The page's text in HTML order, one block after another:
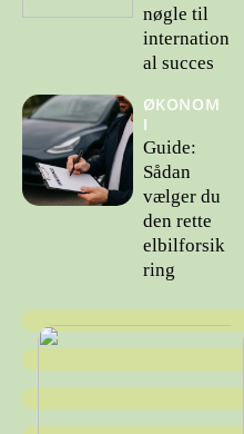
nøgle til
internation
al succes
ØKONOM
I
Guide:
Sådan
vælger du
den rette
elbilforsik
ring